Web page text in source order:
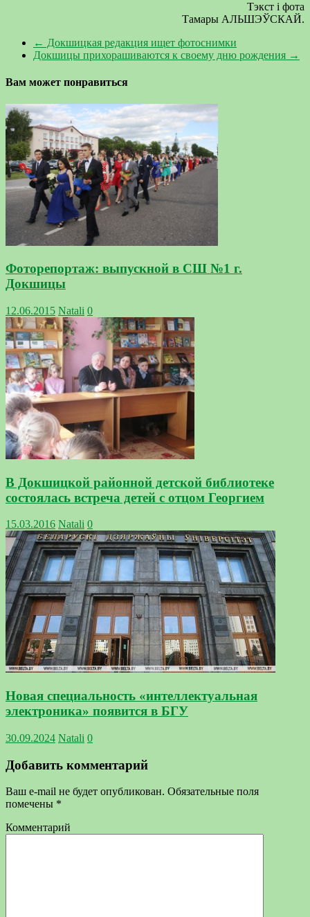
Тэкст і фота
Тамары АЛЬШЭЎСКАЙ.
← Докшицкая редакция ищет фотоснимки
Докшицы прихорашиваются к своему дню рождения →
Вам может понравиться
Фоторепортаж: выпускной в СШ №1 г.
Докшицы
12.06.2015 Natali 0
В Докшицкой районной детской библиотеке
состоялась встреча детей с отцом Георгием
15.03.2016 Natali 0
Новая специальность «интеллектуальная
электроника» появится в БГУ
30.09.2024 Natali 0
Добавить комментарий
Ваш e-mail не будет опубликован. Обязательные поля
помечены *
Комментарий